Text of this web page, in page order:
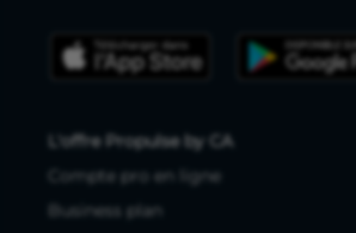
L'offre Propulse by CA
Compte pro en ligne
Business plan